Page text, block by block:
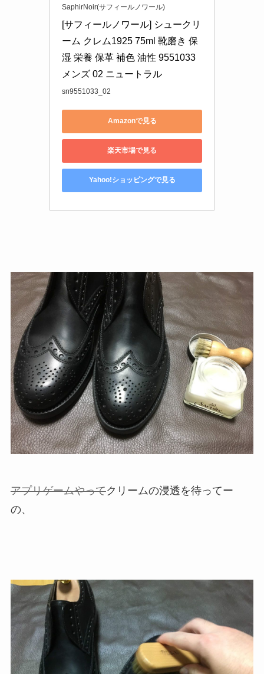
SaphirNoir(サフィールノワール)
[サフィールノワール] シュークリ
ーム クレム1925 75ml 靴磨き 保
湿 栄養 保革 補色 油性 9551033
メンズ 02 ニュートラル
sn9551033_02
Amazonで見る
楽天市場で見る
Yahoo!ショッピングで見る
アプリゲームやってクリームの浸透を待ってー
の、